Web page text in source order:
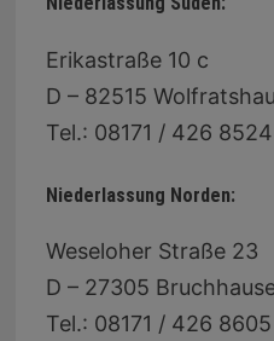
Erikastraße 10 c
D – 82515
Tel.: 08171 / 426 8524
Niederlassung Norden:
Weseloher Straße 23
D – 27305
Tel.: 08171 / 426 8605